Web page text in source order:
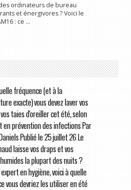
ordinateurs de bureau
et énergivores ? Voici le
: ce ...
fréquence (et à la
exacte) vous devez laver vos
taies d'oreiller cet été, selon
en prévention des infections Par
Publié le 25 juillet 26 Le
laisse vos draps et vos
la plupart des nuits ?
en hygiène, voici à quelle
vous devriez les utiliser en été